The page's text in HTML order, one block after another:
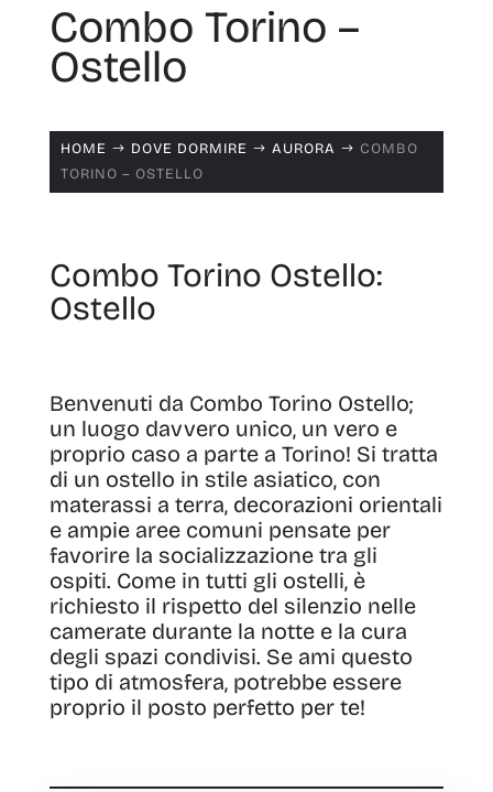
Combo Torino –
Ostello
HOME $ DOVE DORMIRE $ AURORA $ COMBO
TORINO – OSTELLO
Combo Torino Ostello:
Ostello
Benvenuti da Combo Torino Ostello;
un luogo davvero unico, un vero e
proprio caso a parte a Torino! Si tratta
di un ostello in stile asiatico, con
materassi a terra, decorazioni orientali
e ampie aree comuni pensate per
favorire la socializzazione tra gli
ospiti. Come in tutti gli ostelli, è
richiesto il rispetto del silenzio nelle
camerate durante la notte e la cura
degli spazi condivisi. Se ami questo
tipo di atmosfera, potrebbe essere
proprio il posto perfetto per te!